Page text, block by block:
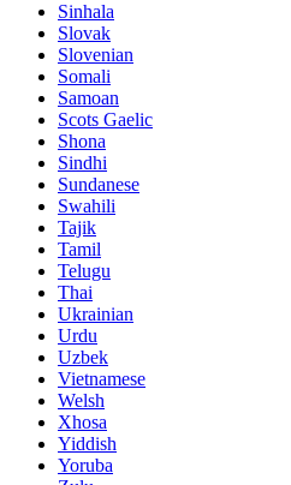
Sinhala
Slovak
Slovenian
Somali
Samoan
Scots Gaelic
Shona
Sindhi
Sundanese
Swahili
Tajik
Tamil
Telugu
Thai
Ukrainian
Urdu
Uzbek
Vietnamese
Welsh
Xhosa
Yiddish
Yoruba